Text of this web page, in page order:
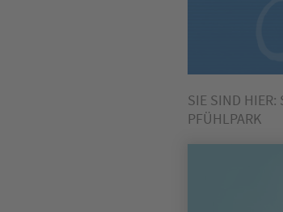
SIE SIND HIER:
PFÜHLPARK